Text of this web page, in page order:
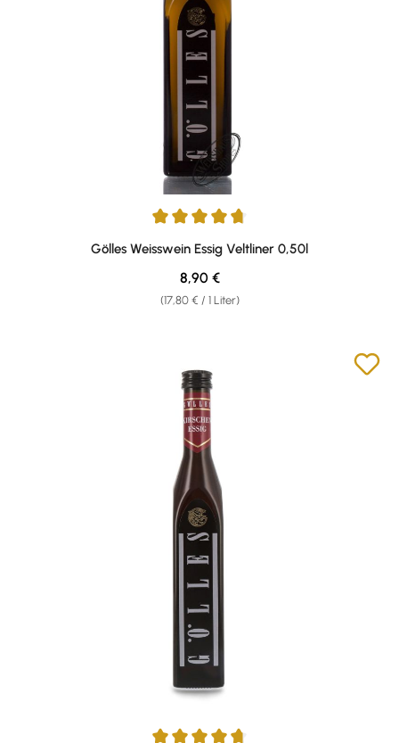
Durchschnittliche Bewertung von 4.77 von 5 Sternen
Gölles Weisswein Essig Veltliner 0,50l
(17,80 € / 1 Liter)
Regulärer Preis:
8,90 €